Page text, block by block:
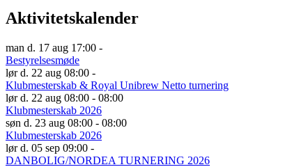
Aktivitetskalender
man d. 17 aug 17:00 -
Bestyrelsesmøde
lør d. 22 aug 08:00 -
Klubmesterskab & Royal Unibrew Netto turnering
lør d. 22 aug 08:00 - 08:00
Klubmesterskab 2026
søn d. 23 aug 08:00 - 08:00
Klubmesterskab 2026
lør d. 05 sep 09:00 -
DANBOLIG/NORDEA TURNERING 2026